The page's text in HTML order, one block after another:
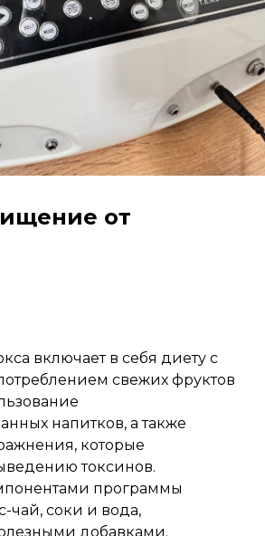
от
включает в себя диету с
свежих фруктов
напитков, а также
которые
токсинов.
программы
чай, соки и вода,
добавками.